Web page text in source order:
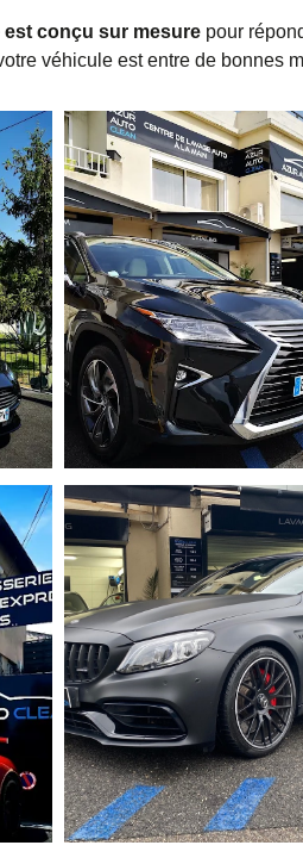
conçu sur mesure pour
véhicule est entre de bonnes